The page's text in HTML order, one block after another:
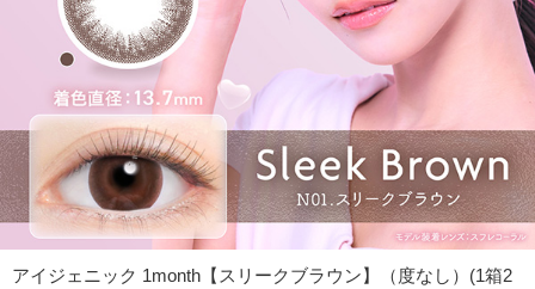
アイジェニック 1month【スリークブラウン】（度なし）(1箱2